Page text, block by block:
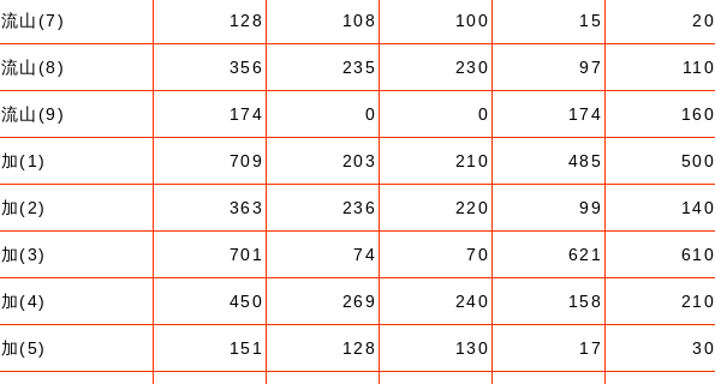
流山(7) 128 108 100 15 20
流山(8) 356 235 230 97 110
流山(9) 174 0 0 174 160
加(1) 709 203 210 485 500
加(2) 363 236 220 99 140
加(3) 701 74 70 621 610
加(4) 450 269 240 158 210
加(5) 151 128 130 17 30